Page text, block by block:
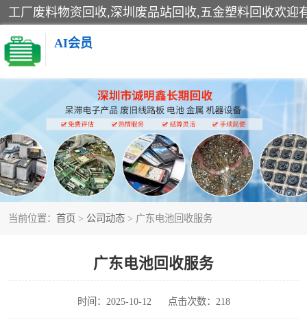
AI会员
当前位置： 首页 > 公司动态 > 广东电池回收服务
广东电池回收服务
时间：2025-10-12 点击次数：218
线路板回收
电子产品回收
金属回收